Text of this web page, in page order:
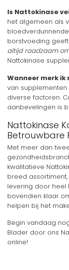
Is Nattokinase
het algemeen als
borstvoeding
altijd raadzaam
Nattokinase
Wanneer merk
van supplementen
diverse factoren.
aanbevelingen is
Nattokinase
Betrouwbare
Met meer dan
kwalitatieve
breed
levering door heel
bovendien klaar
helpen bij het
Begin vandaag
Blader door ons
online!